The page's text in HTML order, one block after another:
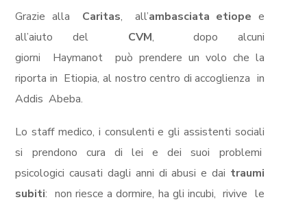
Grazie alla Caritas,all’ambasciata etiope e
all’aiuto del
CVM, dopo alcuni
giorni Haymanot
può prendere un volo che la
riporta in Etiopia, al nostro centro di accoglienza in
AddisAbeba.
Lo staff medico, i consulenti e gli assistenti sociali
si prendono cura di lei e dei suoi problemi
psicologici causati dagli anni di abusi e dai traumi
subiti: non riesce a dormire, ha gli incubi,rivive le